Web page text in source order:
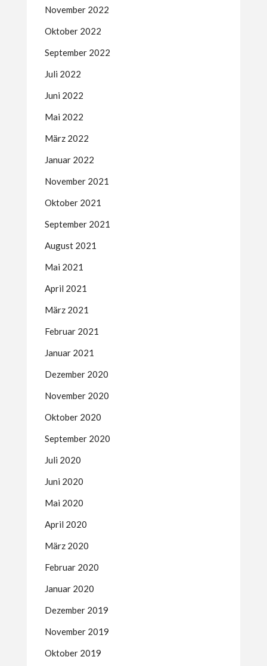
November 2022
Oktober 2022
September 2022
Juli 2022
Juni 2022
Mai 2022
März 2022
Januar 2022
November 2021
Oktober 2021
September 2021
August 2021
Mai 2021
April 2021
März 2021
Februar 2021
Januar 2021
Dezember 2020
November 2020
Oktober 2020
September 2020
Juli 2020
Juni 2020
Mai 2020
April 2020
März 2020
Februar 2020
Januar 2020
Dezember 2019
November 2019
Oktober 2019